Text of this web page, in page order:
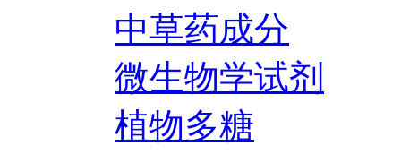
中草药成分
微生物学试剂
植物多糖